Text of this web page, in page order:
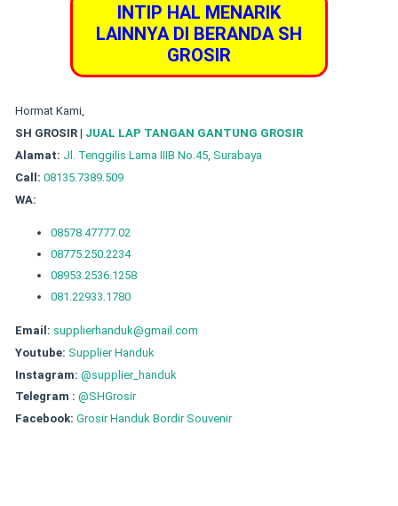
INTIP HAL MENARIK
LAINNYA DI BERANDA SH
GROSIR
Hormat Kami,
SH GROSIR | JUAL LAP TANGAN GANTUNG GROSIR
Alamat: Jl. Tenggilis Lama IIIB No.45, Surabaya
Call: 08135.7389.509
WA:
08578.47777.02
08775.250.2234
08953.2536.1258
081.22933.1780
Email: supplierhanduk@gmail.com
Youtube: Supplier Handuk
Instagram: @supplier_handuk
Telegram : @SHGrosir
Facebook: Grosir Handuk Bordir Souvenir